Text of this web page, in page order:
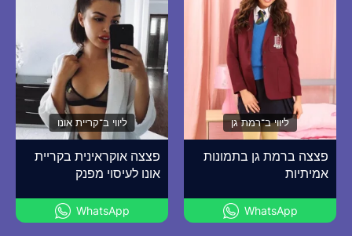
ליווי ב־רמת גן
פצצה ברמת גן בתמונות
אמיתיות
WhatsApp
ליווי ב־קריית אונו
פצצה אוקראינית בקריית
אונו לעיסוי מפנק
WhatsApp